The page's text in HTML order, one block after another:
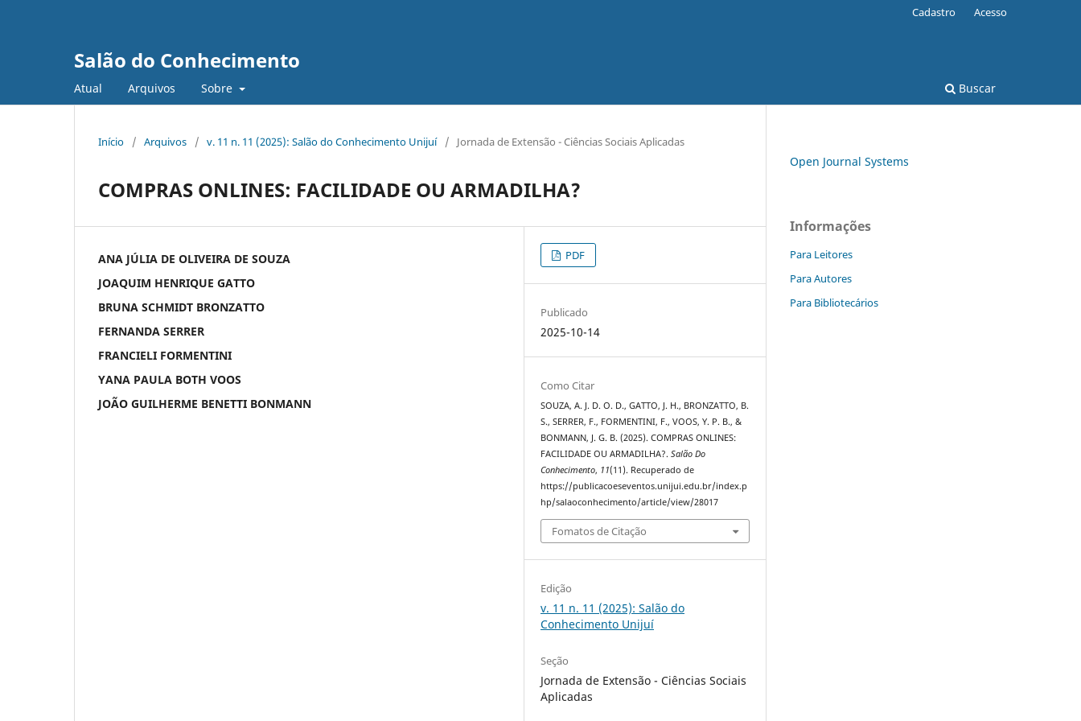
Salão do Conhecimento
Atual Arquivos Sobre Buscar
Cadastro Acesso
Início / Arquivos / v. 11 n. 11 (2025): Salão do Conhecimento Unijuí / Jornada de Extensão - Ciências Sociais Aplicadas
COMPRAS ONLINES: FACILIDADE OU ARMADILHA?
ANA JÚLIA DE OLIVEIRA DE SOUZA
JOAQUIM HENRIQUE GATTO
BRUNA SCHMIDT BRONZATTO
FERNANDA SERRER
FRANCIELI FORMENTINI
YANA PAULA BOTH VOOS
JOÃO GUILHERME BENETTI BONMANN
PDF
Publicado
2025-10-14
Como Citar
SOUZA, A. J. D. O. D., GATTO, J. H., BRONZATTO, B.
S., SERRER, F., FORMENTINI, F., VOOS, Y. P. B., &
BONMANN, J. G. B. (2025). COMPRAS ONLINES:
FACILIDADE OU ARMADILHA?.Salão Do
Conhecimento, 11(11). Recuperado de
https://publicacoeseventos.unijui.edu.br/index.p
hp/salaoconhecimento/article/view/28017
Fomatos de Citação
Edição
v. 11 n. 11 (2025): Salão do
Conhecimento Unijuí
Seção
Jornada de Extensão - Ciências Sociais
Aplicadas
Open Journal Systems
Informações
Para Leitores
Para Autores
Para Bibliotecários